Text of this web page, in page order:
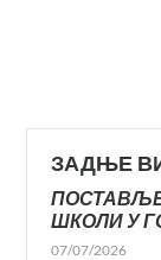
ЗАДЊЕ
ШКОЛИ У
07/07/2026